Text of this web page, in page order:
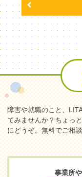
障害や就職のこと、
てみませんか？ちょっ
にどうぞ。無料でご相
事業所